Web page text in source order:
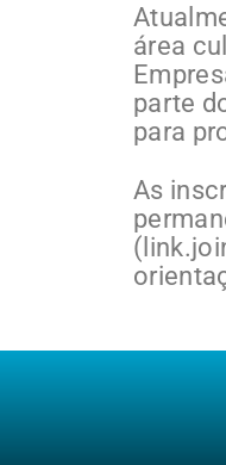
área
parte
para
As